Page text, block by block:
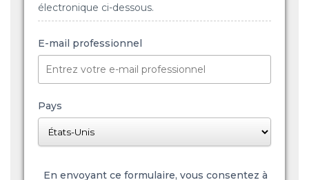
électronique ci-dessous.
E-mail professionnel
Pays
En envoyant ce formulaire, vous consentez à